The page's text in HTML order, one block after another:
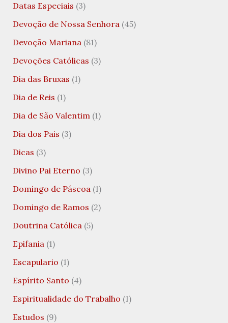
Datas Especiais (3)
Devoção de Nossa Senhora(45)
Devoção Mariana(81)
Devoções Católicas (3)
Dia das Bruxas (1)
Dia de Reis (1)
Dia de São Valentim(1)
Dia dos Pais (3)
Dicas (3)
Divino Pai Eterno (3)
Domingo de Páscoa(1)
Domingo de Ramos (2)
Doutrina Católica(5)
Epifania(1)
Escapulario (1)
Espírito Santo (4)
Espiritualidade do Trabalho (1)
Estudos (9)